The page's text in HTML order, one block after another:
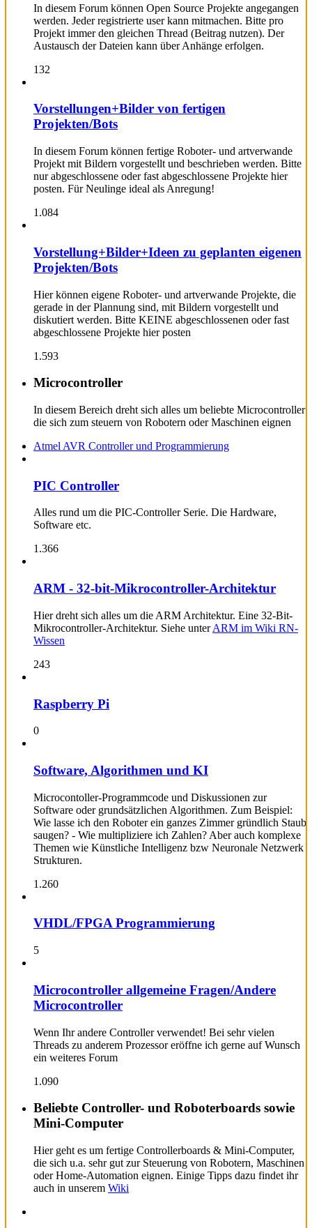
In diesem Forum können Open Source Projekte angegangen
werden. Jeder registrierte user kann mitmachen. Bitte pro
Projekt immer den gleichen Thread (Beitrag nutzen). Der
Austausch der Dateien kann über Anhänge erfolgen.
132
Vorstellungen+Bilder von fertigen
Projekten/Bots
In diesem Forum können fertige Roboter- und artverwande
Projekt mit Bildern vorgestellt und beschrieben werden. Bitte
nur abgeschlossene oder fast abgeschlossene Projekte hier
posten. Für Neulinge ideal als Anregung!
1.084
Vorstellung+Bilder+Ideen zu geplanten eigenen
Projekten/Bots
Hier können eigene Roboter- und artverwande Projekte, die
gerade in der Plannung sind, mit Bildern vorgestellt und
diskutiert werden. Bitte KEINE abgeschlossenen oder fast
abgeschlossene Projekte hier posten
1.593
Microcontroller
In diesem Bereich dreht sich alles um beliebte Microcontroller
die sich zum steuern von Robotern oder Maschinen eignen
Atmel AVR Controller und Programmierung
PIC Controller
Alles rund um die PIC-Controller Serie. Die Hardware,
Software etc.
1.366
ARM - 32-bit-Mikrocontroller-Architektur
Hier dreht sich alles um die ARM Architektur. Eine 32-Bit-
Mikrocontroller-Architektur. Siehe unterARM im Wiki RN-
Wissen
243
Raspberry Pi
0
Software, Algorithmen und KI
Microcontoller-Programmcode und Diskussionen zur
Software oder grundsätzlichen Algorithmen. Zum Beispiel:
Wie lasse ich den Roboter ein ganzes Zimmer gründlich Staub
saugen? - Wie multipliziere ich Zahlen? Aber auch komplexe
Themen wie Künstliche Intelligenz bzw Neuronale Netzwerk
Strukturen.
1.260
VHDL/FPGA Programmierung
5
Microcontroller allgemeine Fragen/Andere
Microcontroller
Wenn Ihr andere Controller verwendet! Bei sehr vielen
Threads zu anderem Prozessor eröffne ich gerne auf Wunsch
ein weiteres Forum
1.090
Beliebte Controller- und Roboterboards sowie
Mini-Computer
Hier geht es um fertige Controllerboards & Mini-Computer,
die sich u.a. sehr gut zur Steuerung von Robotern, Maschinen
oder Home-Automation eignen. Einige Tipps dazu findet ihr
auch in unserem Wiki